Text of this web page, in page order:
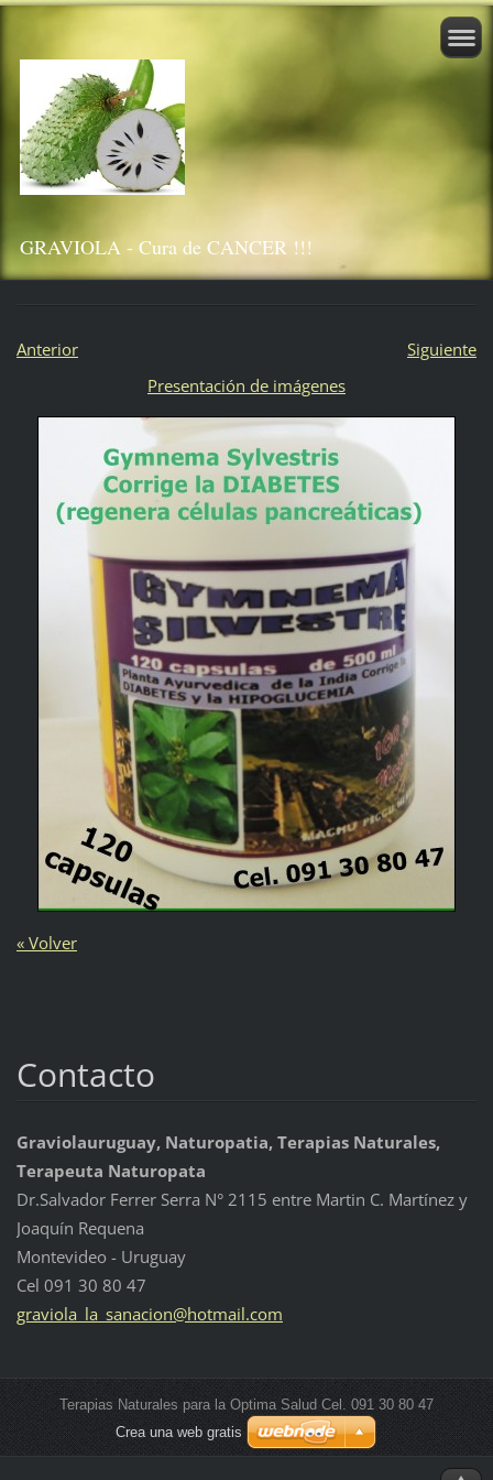
GRAVIOLA - Cura de CANCER !!!
Anterior
Siguiente
Presentación de imágenes
« Volver
Contacto
Graviolauruguay, Naturopatia, Terapias Naturales,
Terapeuta Naturopata
Dr.Salvador Ferrer Serra N° 2115 entre Martin C. Martínez y
Joaquín Requena
Montevideo - Uruguay
Cel 091 30 80 47
graviola _la_sanacion@hotmail.com
Terapias Naturales para la Optima Salud Cel. 091 30 80 47
Crea una web gratis